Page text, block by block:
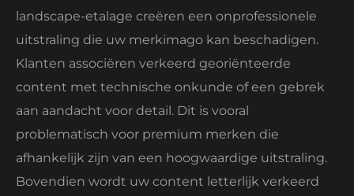
landscape-etalage creëren een onprofessionele
uitstraling die uw merkimago kan beschadigen.
Klanten associëren verkeerd georiënteerde
content met technische onkunde of een gebrek
aan aandacht voor detail. Dit is vooral
problematisch voor premium merken die
afhankelijk zijn van een hoogwaardige uitstraling.
Bovendien wordt uw content letterlijk verkeerd